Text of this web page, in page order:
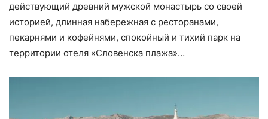
действующий древний мужской монастырь со своей
историей, длинная набережная с ресторанами,
пекарнями и кофейнями, спокойный и тихий парк на
территории отеля «Словенска плажа»…